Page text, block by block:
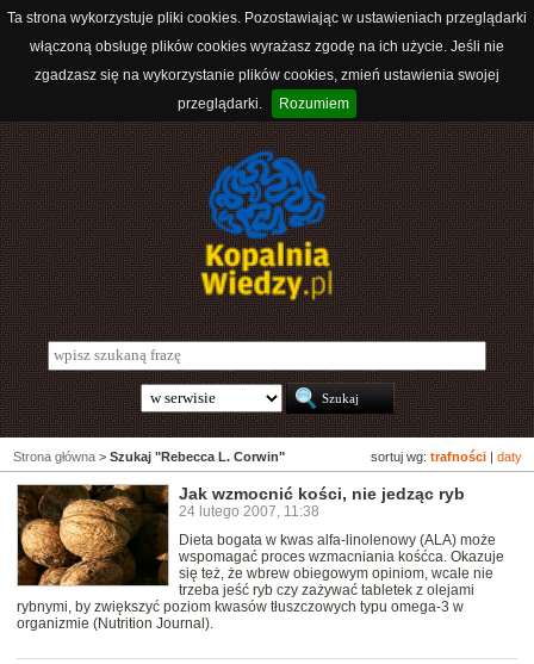
Ta strona wykorzystuje pliki cookies. Pozostawiając w ustawieniach przeglądarki
włączoną obsługę plików cookies wyrażasz zgodę na ich użycie. Jeśli nie
zgadzasz się na wykorzystanie plików cookies, zmień ustawienia swojej
przeglądarki.
Rozumiem
sortuj wg: trafności daty
Strona główna > Szukaj "Rebecca L. Corwin"
Jak wzmocnić kości, nie jedząc ryb
24 lutego 2007, 11:38
Dieta bogata w kwas alfa-linolenowy (ALA) może
wspomagać proces wzmacniania kośćca. Okazuje
się też, że wbrew obiegowym opiniom, wcale nie
trzeba jeść ryb czy zażywać tabletek z olejami
rybnymi, by zwiększyć poziom kwasów tłuszczowych typu omega-3 w
organizmie (Nutrition Journal).